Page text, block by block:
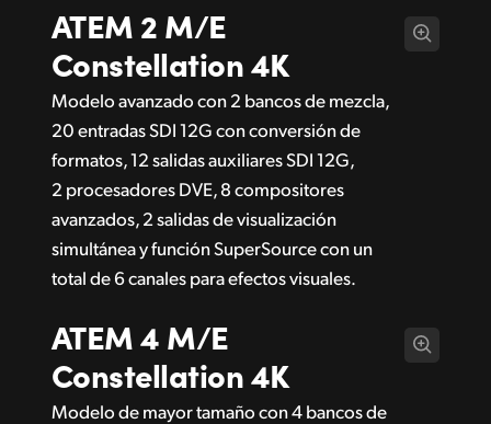
ATEM 4 M/E
Constellation 4K
Modelo de mayor tamaño con 4 bancos de
ATEM 2 M/E
Constellation 4K
Modelo avanzado con 2 bancos de mezcla,
20 entradas SDI 12G con conversión de
formatos, 12 salidas auxiliares SDI 12G,
2 procesadores DVE, 8 compositores
avanzados, 2 salidas de visualización
simultánea y función SuperSource con un
total de 6 canales para efectos visuales.